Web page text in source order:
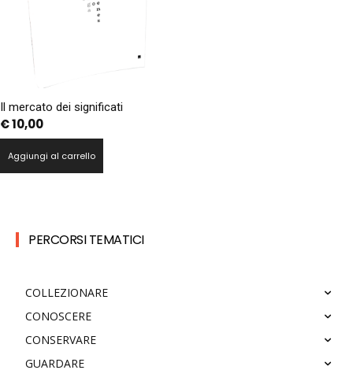
Il mercato dei significati
€10,00
Aggiungi al carrello
PERCORSI TEMATICI
COLLEZIONARE
CONOSCERE
CONSERVARE
GUARDARE